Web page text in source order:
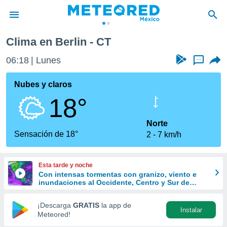
de
ha sido
calidad.
a este
las
y
forma
digital
basada
Clima en Berlin - CT
06:18 Lunes ...
Nubes y claros
18°
Sensación de 18°
Norte
2
7 km/h
Esta tarde y noche
Con intensas tormentas con granizo, viento e
inundaciones al Occidente, Centro y Sur de
¡Descarga GRATIS la app de
Meteored!
Instalar